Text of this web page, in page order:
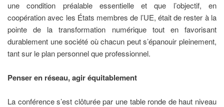
une condition préalable essentielle et que l’objectif, en
coopération avec les États membres de l’UE, était de rester à la
pointe de la transformation numérique tout en favorisant
durablement une société où chacun peut s’épanouir pleinement,
tant sur le plan personnel que professionnel.
Penser en réseau, agir équitablement
La conférence s’est clôturée par une table ronde de haut niveau